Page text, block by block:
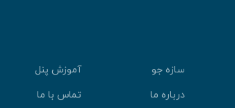
سازه جو
آموزش پنل
درباره ما
تماس با ما